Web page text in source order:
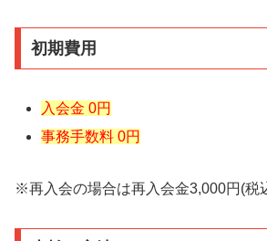
初期費用
入会金 0円
事務手数料 0円
※再入会の場合は再入会金3,000円(税